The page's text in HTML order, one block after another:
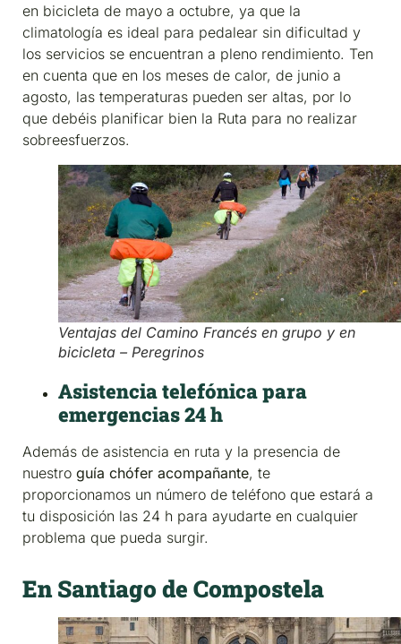
en bicicleta de mayo a octubre, ya que la
climatología es ideal para pedalear sin dificultad y
los servicios se encuentran a pleno rendimiento. Ten
en cuenta que en los meses de calor, de junio a
agosto, las temperaturas pueden ser altas, por lo
que debéis planificar bien la Ruta para no realizar
sobreesfuerzos.
Ventajas del Camino Francés en grupo y en
bicicleta – Peregrinos
Asistencia telefónica para
emergencias 24 h
Además de asistencia en ruta y la presencia de
nuestro guía chófer acompañante, te
proporcionamos un número de teléfono que estará a
tu disposición las 24 h para ayudarte en cualquier
problema que pueda surgir.
En Santiago de Compostela